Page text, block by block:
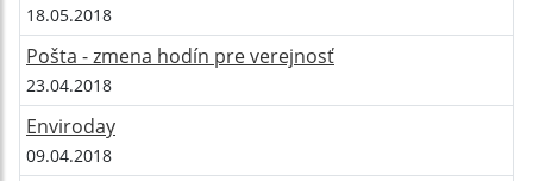
18.05.2018
Pošta - zmena hodín pre verejnosť
23.04.2018
Enviroday
09.04.2018